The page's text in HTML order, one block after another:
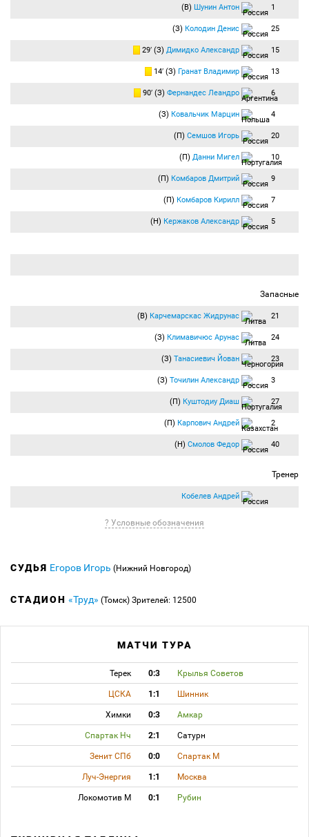
(В) Шунин Антон 1
(З) Колодин Денис 25
29′ (З) Димидко Александр 15
14′ (З) Гранат Владимир 13
90′ (З) Фернандес Леандро 6
(З) Ковальчик Марцин 4
(П) Семшов Игорь 20
(П) Данни Мигел 10
(П) Комбаров Дмитрий 9
(П) Комбаров Кирилл 7
(Н) Кержаков Александр 5
Запасные
(В) Карчемарскас Жидрунас 21
(З) Климавичюс Арунас 24
(З) Танасиевич Йован 23
(З) Точилин Александр 3
(П) Куштодиу Диаш 27
(П) Карпович Андрей 2
(Н) Смолов Федор 40
Тренер
Кобелев Андрей
? Условные обозначения
СУДЬЯ Егоров Игорь (Нижний Новгород)
СТАДИОН «Труд» (Томск) Зрителей: 12500
МАТЧИ ТУРА
Терек 0:3 Крылья Советов
ЦСКА 1:1 Шинник
Химки 0:3 Амкар
Спартак Нч 2:1 Сатурн
Зенит СПб 0:0 Спартак М
Луч-Энергия 1:1 Москва
Локомотив М 0:1 Рубин